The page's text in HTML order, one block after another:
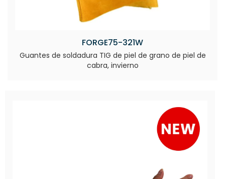
FORGE75-321W
Guantes de soldadura TIG de piel de grano de piel de
cabra, invierno